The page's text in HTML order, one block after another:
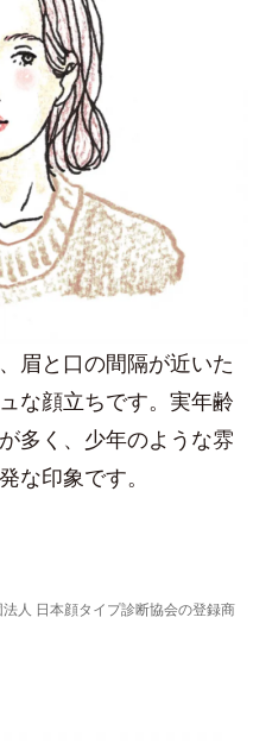
眉と口の間隔が近いた
な顔立ちです。実年齢
多く、少年のような雰
な印象です。
人 日本顔タイプ診断協会の登録商